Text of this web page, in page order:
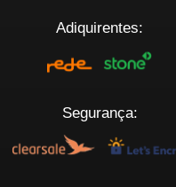
Adiquirentes:
Segurança: